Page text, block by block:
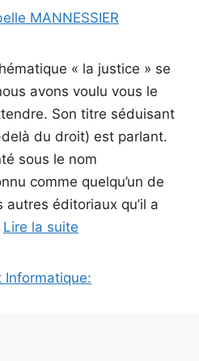
MANNESSIER
« la justice » se
avons voulu vous le
Son titre séduisant
du droit) est parlant.
sous le nom
comme quelqu’un de
éditoriaux qu’il a
Lire la suite
Informatique: